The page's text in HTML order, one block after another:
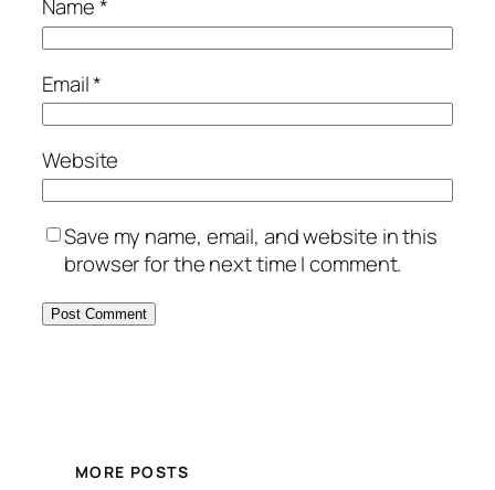
Name*
Email*
Website
Save my name, email, and website in this
browser for the next time I comment.
MORE POSTS